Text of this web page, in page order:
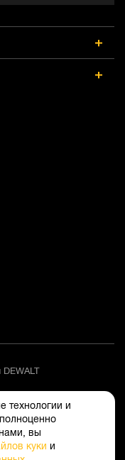
технологии и
вы
куки и
данных